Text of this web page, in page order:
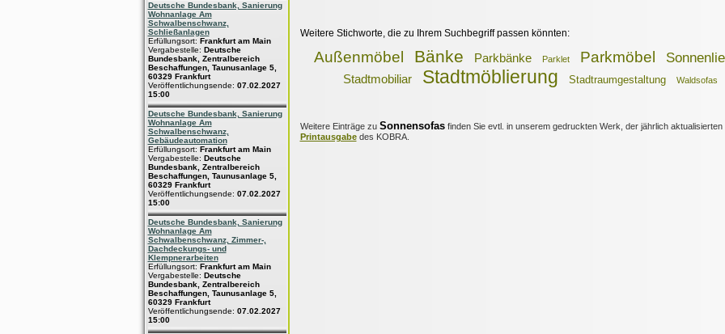
Deutsche Bundesbank, Sanierung
Wohnanlage Am
Schwalbenschwanz,
Schließanlagen
Erfüllungsort: Frankfurt am Main
Vergabestelle: Deutsche
Bundesbank, Zentralbereich
Beschaffungen, Taunusanlage 5,
60329 Frankfurt
Veröffentlichungsende: 07.02.2027
15:00
Deutsche Bundesbank, Sanierung
Wohnanlage Am
Schwalbenschwanz,
Gebäudeautomation
Erfüllungsort: Frankfurt am Main
Vergabestelle: Deutsche
Bundesbank, Zentralbereich
Beschaffungen, Taunusanlage 5,
60329 Frankfurt
Veröffentlichungsende: 07.02.2027
15:00
Deutsche Bundesbank, Sanierung
Wohnanlage Am
Schwalbenschwanz, Zimmer-,
Dachdeckungs- und
Klempnerarbeiten
Erfüllungsort: Frankfurt am Main
Vergabestelle: Deutsche
Bundesbank, Zentralbereich
Beschaffungen, Taunusanlage 5,
60329 Frankfurt
Veröffentlichungsende: 07.02.2027
15:00
Weitere Stichworte, die zu Ihrem Suchbegriff passen könnten:
Außenmöbel Bänke Parkbänke Parklet Parkmöbel
Stadtmobiliar Stadtmöblierung Stadtraumgestaltung Waldsofas
Weitere Einträge zu Sonnensofasfinden Sie evtl. in unserem gedruckten Werk, der jährlich aktualisierten
Printausgabedes KOBRA.